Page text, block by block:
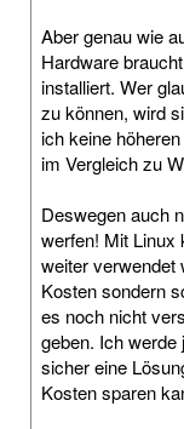
Aber genau wie
Hardware
installiert. Wer
zu können, wird
ich keine
im Vergleich zu
Deswegen auch
werfen! Mit Linux
weiter verwendet
Kosten sondern
es noch nicht
geben. Ich werde
sicher eine
Kosten sparen